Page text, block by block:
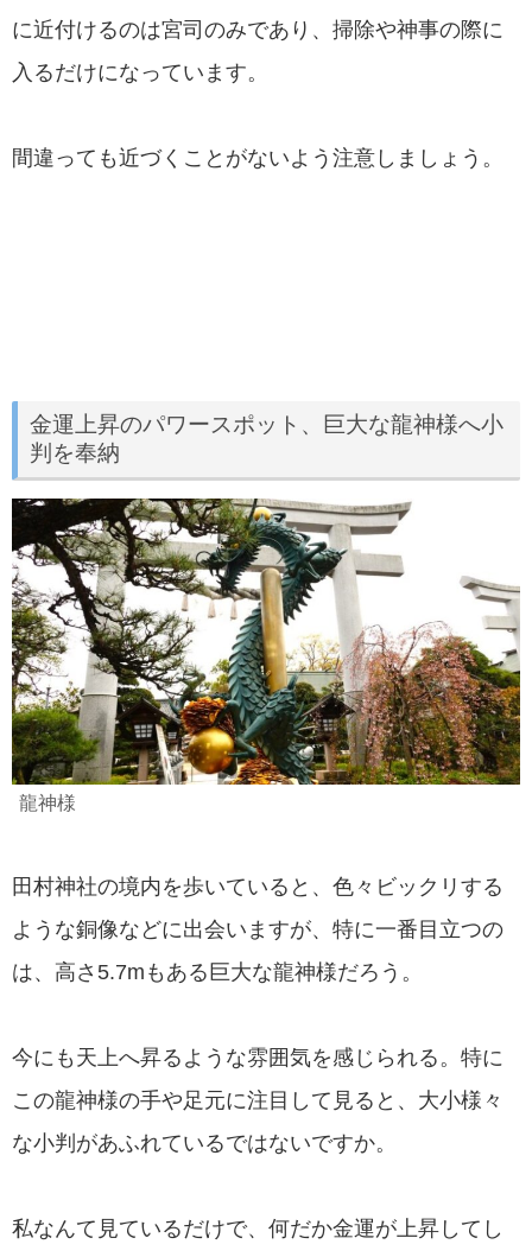
に近付けるのは宮司のみであり、掃除や神事の際に
入るだけになっています。
間違っても近づくことがないよう注意しましょう。
金運上昇のパワースポット、巨大な龍神様へ小
判を奉納
龍神様
田村神社の境内を歩いていると、色々ビックリする
ような銅像などに出会いますが、特に一番目立つの
は、高さ5.7mもある巨大な龍神様だろう。
今にも天上へ昇るような雰囲気を感じられる。特に
この龍神様の手や足元に注目して見ると、大小様々
な小判があふれているではないですか。
私なんて見ているだけで、何だか金運が上昇してし